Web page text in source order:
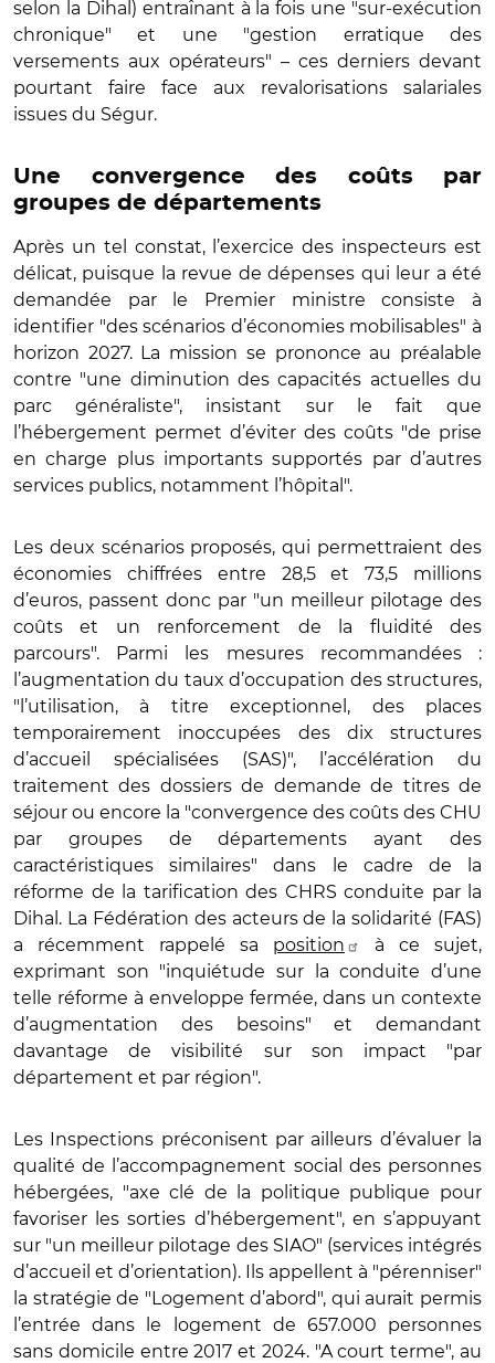
selon la Dihal) entraînant à la fois une "sur-exécution
chronique" et une "gestion erratique des
versements aux opérateurs" – ces derniers devant
pourtant faire face aux revalorisations salariales
issues du Ségur.
Une convergence des coûts par
groupes de départements
Après un tel constat, l’exercice des inspecteurs est
délicat, puisque la revue de dépenses qui leur a été
demandée par le Premier ministre consiste à
identifier "des scénarios d’économies mobilisables" à
horizon 2027. La mission se prononce au préalable
contre "une diminution des capacités actuelles du
parc généraliste", insistant sur le fait que
l’hébergement permet d’éviter des coûts "de prise
en charge plus importants supportés par d’autres
services publics, notamment l’hôpital".
Les deux scénarios proposés, qui permettraient des
économies chiffrées entre 28,5 et 73,5 millions
d’euros, passent donc par "un meilleur pilotage des
coûts et un renforcement de la fluidité des
parcours". Parmi les mesures recommandées :
l’augmentation du taux d’occupation des structures,
"l’utilisation, à titre exceptionnel, des places
temporairement inoccupées des dix structures
d’accueil spécialisées (SAS)", l’accélération du
traitement des dossiers de demande de titres de
séjour ou encore la "convergence des coûts des CHU
par groupes de départements ayant des
caractéristiques similaires" dans le cadre de la
réforme de la tarification des CHRS conduite par la
Dihal. La Fédération des acteurs de la solidarité (FAS)
a récemment rappelé sa position
à ce sujet,
exprimant son "inquiétude sur la conduite d’une
telle réforme à enveloppe fermée, dans un contexte
d’augmentation des besoins" et demandant
davantage de visibilité sur son impact "par
département et par région".
Les Inspections préconisent par ailleurs d’évaluer la
qualité de l’accompagnement social des personnes
hébergées, "axe clé de la politique publique pour
favoriser les sorties d’hébergement", en s’appuyant
sur "un meilleur pilotage des SIAO" (services intégrés
d’accueil et d’orientation). Ils appellent à "pérenniser"
la stratégie de "Logement d’abord", qui aurait permis
l’entrée dans le logement de 657.000 personnes
sans domicile entre 2017 et 2024. "A court terme", au